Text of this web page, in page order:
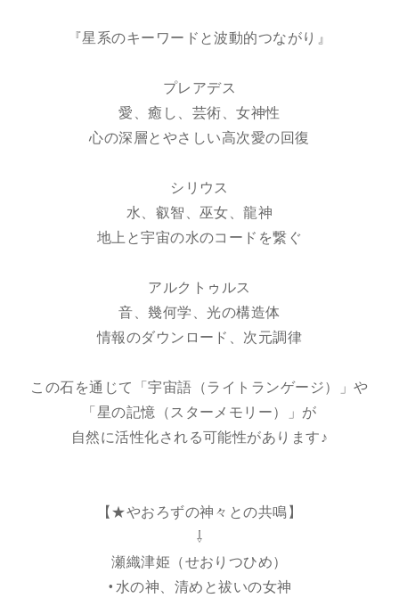
『星系のキーワードと波動的つながり』
プレアデス
愛、癒し、芸術、女神性
心の深層とやさしい高次愛の回復
シリウス
水、叡智、巫女、龍神
地上と宇宙の水のコードを繋ぐ
アルクトゥルス
音、幾何学、光の構造体
情報のダウンロード、次元調律
この石を通じて「宇宙語（ライトランゲージ）」や
「星の記憶（スターメモリー）」が
自然に活性化される可能性があります♪
【★やおろずの神々との共鳴】
⇩
瀬織津姫（せおりつひめ）
•水の神、清めと祓いの女神